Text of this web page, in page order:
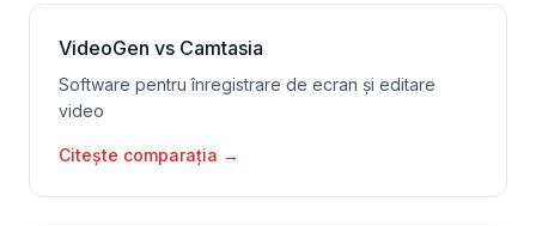
VideoGen vs Camtasia
Software pentru înregistrare de ecran și editare
video
Citește comparația →